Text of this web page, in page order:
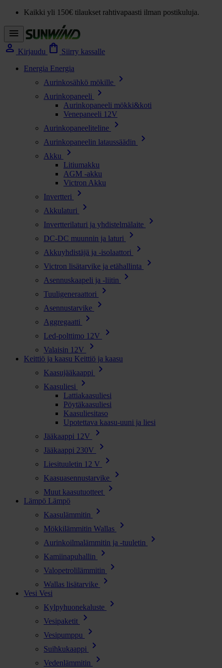
Kaikki yli 150€ tilaukset rahtivapaasti ilman postikuluja.
menu
person Kirjaudu shopping_bag Siirry kassalle
Energia Energia
Aurinkosähkö mökille
chevron_right
Aurinkopaneeli chevron_right
Aurinkopaneeli mökki&koti
Venepaneeli 12V
Aurinkopaneeliteline
chevron_right
Aurinkopaneelin lataussäädin chevron_right
Akku chevron_right
Litiumakku
AGM -akku
Victron Akku
Invertteri
chevron_right
Akkulaturi chevron_right
Invertterilaturi ja yhdistelmälaite chevron_right
DC-DC muunnin ja laturi chevron_right
Akkuyhdistäjä ja -isolaattori chevron_right
Victron lisätarvike ja etähallinta chevron_right
Asennuskaapeli ja -liitin chevron_right
Tuuligeneraattori chevron_right
Asennustarvike chevron_right
Aggregaatti chevron_right
Led-polttimo 12V chevron_right
Valaisin 12V chevron_right
Keittiö ja kaasu Keittiö ja kaasu
Kaasujääkaappi
chevron_right
Kaasuliesi chevron_right
Lattiakaasuliesi
Pöytäkaasuliesi
Kaasuliesitaso
Upotettava kaasu-uuni ja liesi
Jääkaappi 12V
chevron_right
Jääkaappi 230V chevron_right
Liesituuletin 12 V chevron_right
Kaasuasennustarvike chevron_right
Muut kaasutuotteet chevron_right
Lämpö Lämpö
Kaasulämmitin
chevron_right
Mökkilämmitin Wallas chevron_right
Aurinkoilmalämmitin ja -tuuletin chevron_right
Kamiinapuhallin chevron_right
Valopetrolilämmitin chevron_right
Wallas lisätarvike chevron_right
Vesi Vesi
Kylpyhuonekaluste
chevron_right
Vesipaketit chevron_right
Vesipumppu chevron_right
Suihkukaappi chevron_right
Vedenlämmitin chevron_right